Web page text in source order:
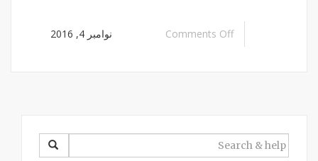
Comments Off نوامبر 4, 2016
SEARCH
FOR: